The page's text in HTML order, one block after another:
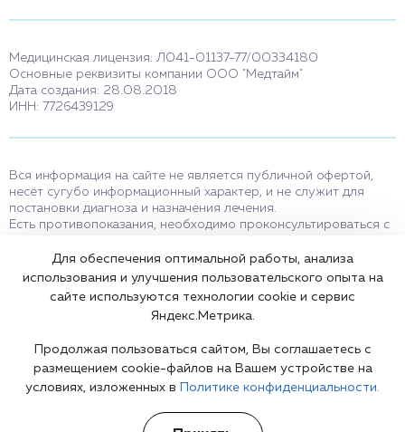
Медицинская лицензия: Л041-01137-77/00334180
Основные реквизиты компании ООО "Медтайм"
Дата создания: 28.08.2018
ИНН: 7726439129
Вся информация на сайте не является публичной офертой,
несёт сугубо информационный характер, и не служит для
постановки диагноза и назначения лечения.
Есть противопоказания, необходимо проконсультироваться с
мессенджерам и в соцсетях носят исключительно
информационный характер и не являются медицинскими
услугами.
Оставаясь на сайте вы соглашаетесь на использование cookies.
Карта сайта
Для обеспечения оптимальной работы, анализа
использования и улучшения пользовательского опыта на
сайте используются технологии cookie и сервис
Яндекс.Метрика.
Продолжая пользоваться сайтом, Вы соглашаетесь с
размещением cookie-файлов на Вашем устройстве на
условиях, изложенных в
Политике конфиденциальности.